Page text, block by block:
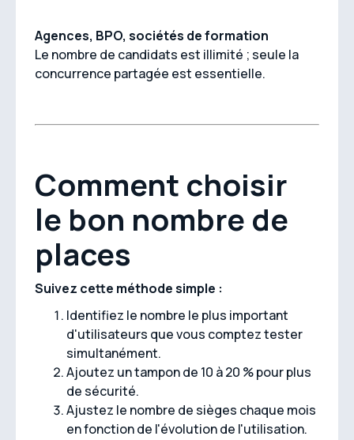
Agences, BPO, sociétés de formation
Le nombre de candidats est illimité ; seule la
concurrence partagée est essentielle.
Comment choisir
le bon nombre de
places
Suivez cette méthode simple :
Identifiez le nombre le plus important
d'utilisateurs que vous comptez tester
simultanément.
Ajoutez un tampon de 10 à 20 % pour plus
de sécurité.
Ajustez le nombre de sièges chaque mois
en fonction de l'évolution de l'utilisation.